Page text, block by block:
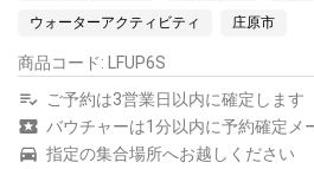
ウォーターアクティビティ 庄原市
商品コード:
LFUP6S
ご予約は3営業日以内に確定します
バウチャーは1分以内に予約確定メ
指定の集合場所へお越しください